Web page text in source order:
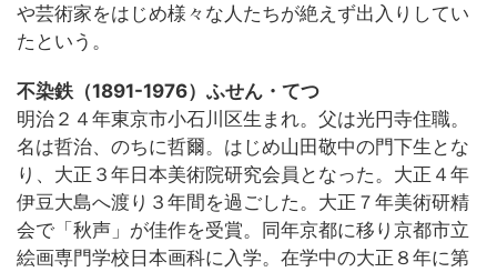
や芸術家をはじめ様々な人たちが絶えず出入りしてい
たという。
不染鉄（1891-1976）ふせん・てつ
明治２４年東京市小石川区生まれ。父は光円寺住職。
名は哲治、のちに哲爾。はじめ山田敬中の門下生とな
り、大正３年日本美術院研究会員となった。大正４年
伊豆大島へ渡り３年間を過ごした。大正７年美術研精
会で「秋声」が佳作を受賞。同年京都に移り京都市立
絵画専門学校日本画科に入学。在学中の大正８年に第